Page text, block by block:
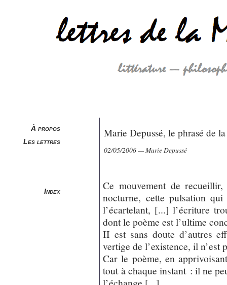
À propos
Les lettres
Index
Marie Depussé, le phrasé de
02/05/2006 — Marie Depussé
Ce mouvement de
nocturne, cette pulsation
l’écartelant, [...] l’écriture
dont le poème est l’ultime
II est sans doute d’autres
vertige de l’existence, il n’est
Car le poème, en
tout à chaque instant : il ne
l’échange [...].